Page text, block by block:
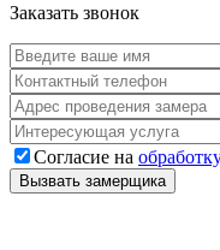
Заказать звонок
Ваше имя*
Телефон*
Адрес*
Услуга
Согласие на
Согласие*
Вызвать замерщика